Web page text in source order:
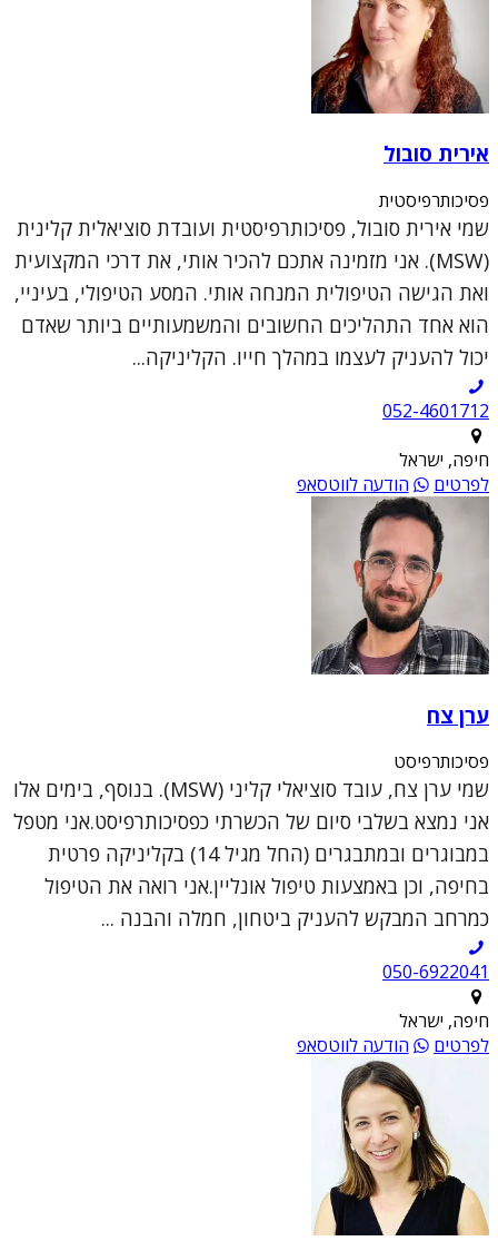
אירית סובול
פסיכותרפיסטית
שמי אירית סובול, פסיכותרפיסטית ועובדת סוציאלית קלינית
(MSW). אני מזמינה אתכם להכיר אותי, את דרכי המקצועית
ואת הגישה הטיפולית המנחה אותי. המסע הטיפולי, בעיניי,
הוא אחד התהליכים החשובים והמשמעותיים ביותר שאדם
יכול להעניק לעצמו במהלך חייו. הקליניקה...
052-4601712
חיפה, ישראל
לפרטים
הודעה לווטסאפ
ערן צח
פסיכותרפיסט
שמי ערן צח, עובד סוציאלי קליני (MSW). בנוסף, בימים אלו
אני נמצא בשלבי סיום של הכשרתי כפסיכותרפיסט.אני מטפל
במבוגרים ובמתבגרים (החל מגיל 14) בקליניקה פרטית
בחיפה, וכן באמצעות טיפול אונליין.אני רואה את הטיפול
כמרחב המבקש להעניק ביטחון, חמלה והבנה ...
050-6922041
חיפה, ישראל
לפרטים
הודעה לווטסאפ